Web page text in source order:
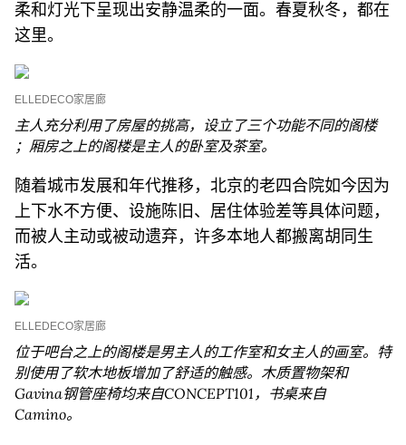
柔和灯光下呈现出安静温柔的一面。春夏秋冬，都在
这里。
ELLEDECO家居廊
主人充分利用了房屋的挑高，设立了三个功能不同的阁楼
；厢房之上的阁楼是主人的卧室及茶室。
随着城市发展和年代推移，北京的老四合院如今因为
上下水不方便、设施陈旧、居住体验差等具体问题，
而被人主动或被动遗弃，许多本地人都搬离胡同生
活。
ELLEDECO家居廊
位于吧台之上的阁楼是男主人的工作室和女主人的画室。特
别使用了软木地板增加了舒适的触感。木质置物架和
Gavina钢管座椅均来自CONCEPT101，书桌来自
Camino。